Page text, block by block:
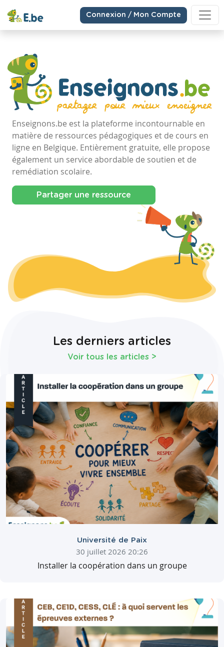
Connexion / Mon Compte
Enseignons.be est la plateforme incontournable en
matière de ressources pédagogiques et de cours en
ligne en Belgique. Entièrement gratuite, elle propose
également un service abordable de soutien et de
remédiation scolaire.
Partager une ressource
Les derniers articles
Voir tous les articles >
Université de Paix
30 juillet 2026 20:26
Installer la coopération dans un groupe